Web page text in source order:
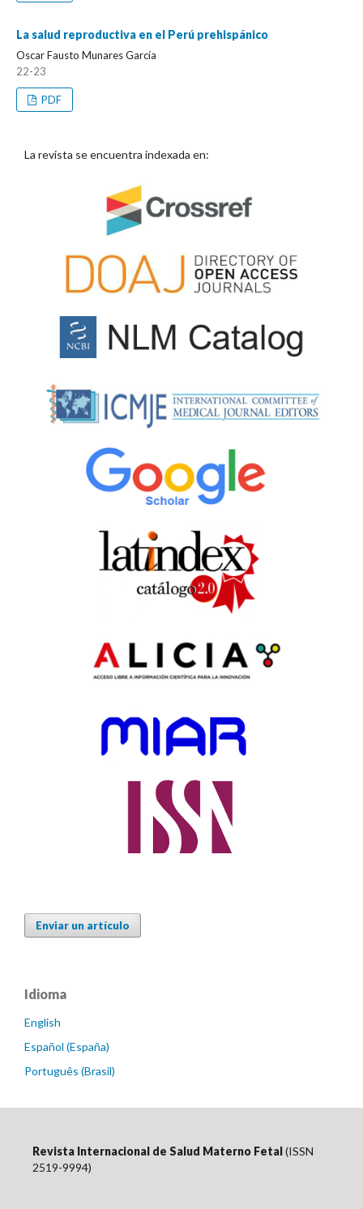
La salud reproductiva en el Perú prehispánico
Oscar Fausto Munares García
22-23
PDF
La revista se encuentra indexada en:
Enviar un artículo
Idioma
English
Español (España)
Português (Brasil)
Revista Internacional de Salud Materno Fetal(ISSN
2519-9994)